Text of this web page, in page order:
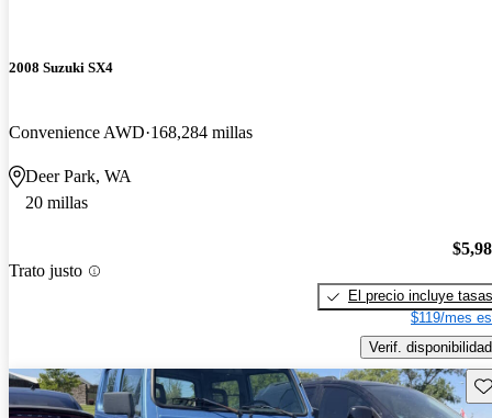
2008 Suzuki SX4
Convenience AWD 168,284 millas
Deer Park, WA
20 millas
Trato justo
El precio incluye tasas
$119/mes
Verif. disponibilidad